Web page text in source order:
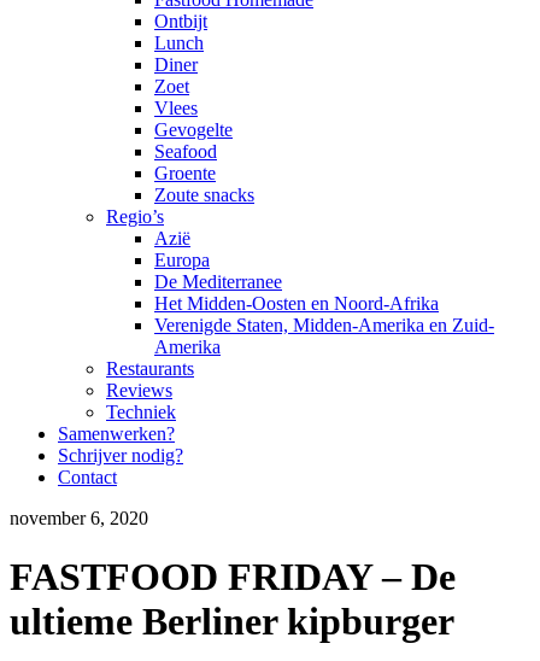
Ontbijt
Lunch
Diner
Zoet
Vlees
Gevogelte
Seafood
Groente
Zoute snacks
Regio’s
Azië
Europa
De Mediterranee
Het Midden-Oosten en Noord-Afrika
Verenigde Staten, Midden-Amerika en Zuid-
Amerika
Restaurants
Reviews
Techniek
Samenwerken?
Schrijver nodig?
Contact
november 6, 2020
FASTFOOD FRIDAY – De
ultieme Berliner kipburger